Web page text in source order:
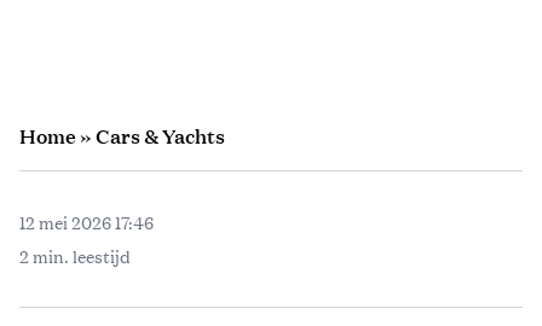
Home»Cars & Yachts
12 mei 2026 17:46
2 min. leestijd